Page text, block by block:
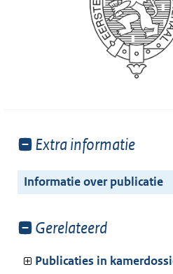
Toon
van:
Extra informatie
Informatie over publicatie
Toon
van:
Gerelateerd
Publicaties in